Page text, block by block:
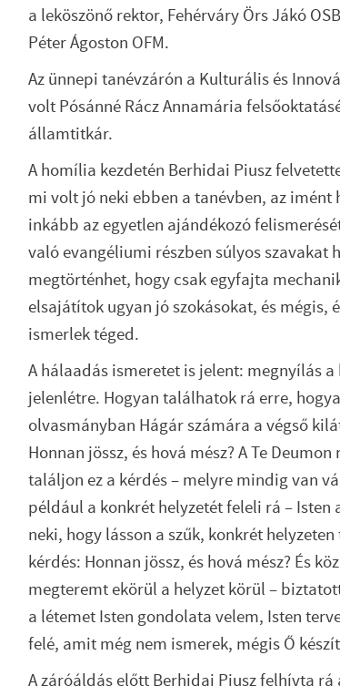
a leköszönő rektor, Fehérváry Örs Jákó
Péter Ágoston OFM.
Az ünnepi tanévzárón a Kulturális és
volt Pósánné Rácz Annamária
államtitkár.
A homília kezdetén Berhidai Piusz
mi volt jó neki ebben a tanévben, az
inkább az egyetlen ajándékozó
való evangéliumi részben súlyos szavakat
megtörténhet, hogy csak egyfajta
elsajátítok ugyan jó szokásokat, és mégis,
ismerlek téged.
A hálaadás ismeretet is jelent: megnyílás
jelenlétre. Hogyan találhatok rá erre,
olvasmányban Hágár számára a végső
Honnan jössz, és hová mész? A Te
találjon ez a kérdés – melyre mindig van
például a konkrét helyzetét feleli rá –
neki, hogy lásson a szűk, konkrét
kérdés: Honnan jössz, és hová mész? És
megteremt ekörül a helyzet körül –
a létemet Isten gondolata velem, Isten
felé, amit még nem ismerek, mégis Ő
A záróáldás előtt Berhidai Piusz felhívta